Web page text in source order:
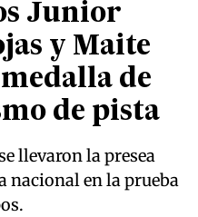
Junior
y Maite
de
de pista
llevaron la presea
nacional en la prueba